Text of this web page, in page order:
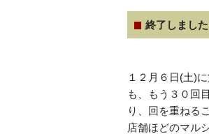
終了しまし
１２月６日(土)
も、もう３０回
り、回を重ねる
店舗ほどのマル